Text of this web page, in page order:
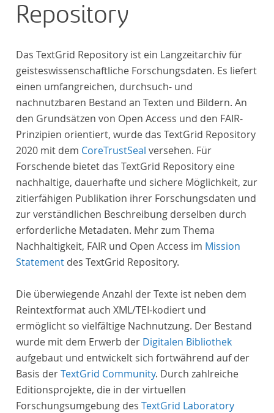
Repository
Das TextGrid Repository ist ein Langzeitarchiv für
geisteswissenschaftliche Forschungsdaten. Es liefert
einen umfangreichen, durchsuch- und
nachnutzbaren Bestand an Texten und Bildern. An
den Grundsätzen von Open Access und den FAIR-
Prinzipien orientiert, wurde das TextGrid Repository
2020 mit dem CoreTrustSeal versehen. Für
Forschende bietet das TextGrid Repository eine
nachhaltige, dauerhafte und sichere Möglichkeit, zur
zitierfähigen Publikation ihrer Forschungsdaten und
zur verständlichen Beschreibung derselben durch
erforderliche Metadaten. Mehr zum Thema
Nachhaltigkeit, FAIR und Open Access im Mission
Statement des TextGrid Repository.
Die überwiegende Anzahl der Texte ist neben dem
Reintextformat auch XML/TEI-kodiert und
ermöglicht so vielfältige Nachnutzung. Der Bestand
wurde mit dem Erwerb der Digitalen Bibliothek
aufgebaut und entwickelt sich fortwährend auf der
Basis derTextGrid Community. Durch zahlreiche
Editionsprojekte, die in der virtuellen
Forschungsumgebung des TextGrid Laboratory